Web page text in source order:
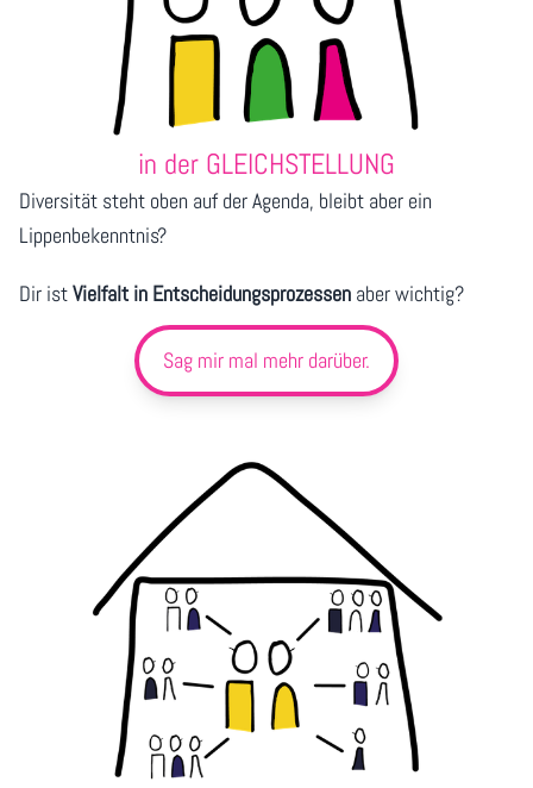
in der GLEICHSTELLUNG
Diversität steht oben auf der Agenda, bleibt aber ein
Lippenbekenntnis?
Dir istVielfalt in Entscheidungsprozessen aber wichtig?
Sag mir mal mehr darüber.